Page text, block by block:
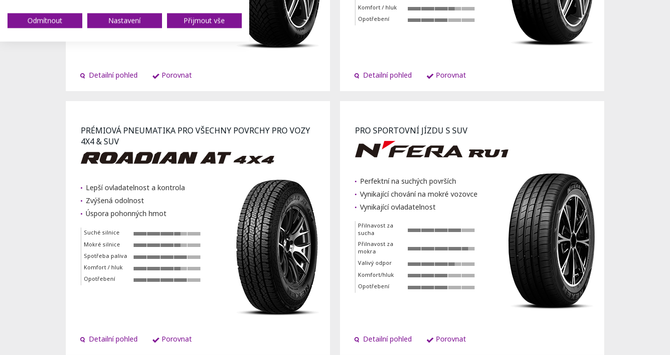
na mokru
Detailní pohled Porovnat
Komfort / hluk
Opotřebení
Detailní pohled Porovnat
PRÉMIOVÁ PNEUMATIKA PRO VŠECHNY POVRCHY PRO VOZY
4X4 & SUV
Lepší ovladatelnost a kontrola
Zvýšená odolnost
Úspora pohonných hmot
Suché silnice
Mokré silnice
Spotřeba paliva
Komfort / hluk
Opotřebení
Detailní pohled Porovnat
PRO SPORTOVNÍ JÍZDU S SUV
Perfektní na suchých površích
Vynikající chování na mokré vozovce
Vynikající ovladatelnost
Přilnavost za
sucha
Přilnavost za
mokra
Valivý odpor
Komfort/hluk
Opotřebení
Detailní pohled Porovnat
Odmítnout Nastavení Přijmout vše